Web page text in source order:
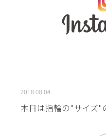
2018.08.04
本日は指輪の"サイズ"